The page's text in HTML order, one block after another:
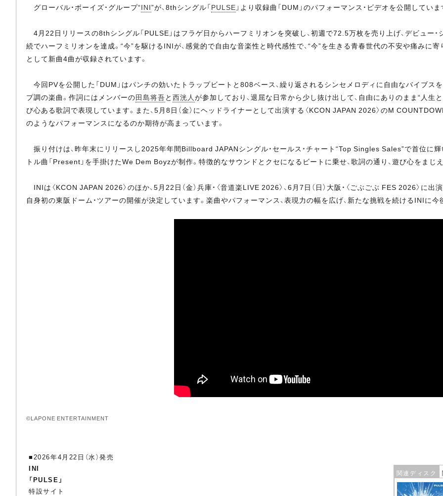
グローバル・ボーイズ・グループ“INI”が、8thシングル「PULSE 」より収録曲「DUM」のパフォーマンス・ビデオを公開していま
4月22日リリースの8thシングル「PULSE」はフラゲ日からハーフミリオンを突破し、初週で72.5万枚を売り上げ、デビュー・
続でハーフミリオンを達成。“今”を駆けるINIが、感覚的で自由な音楽性と時代感性で、“今”を生きる青春世代の不安や痛みに
として新曲4曲が収録されています。
今回PVを公開した「DUM」はパンチの効いたトラップビートと808ベース、繰り返されるシンセメロディに自由なバイブス
プ調の楽曲。作詞にはメンバーの田島将吾と 西洸人が参加しており、退屈な日常から少し抜け出して、自由にありのまま“人
び心ある歌詞で表現しています。また、5月8日（金）にヘッドライナーとして出演する〈KCON JAPAN 2026〉のM
のようなパフォーマンスになるのか期待が高まっています。
振り付けは、昨年末にリリースし2025年年間Billboard JAPANシングル・セールス・チャート“Top Singles Sales”で首位に輝
トル曲「Present」を手掛けたWe Dem Boyzが制作。特徴的なサウンドとクセになるビートに乗せ、歌詞の通り、遊び心をま
INIは〈KCON JAPAN 2026〉のほか、5月22日（金）兵庫・〈音道楽LIVE 2026〉、6月7日（日）大阪・〈ごぶごぶ FES 2026〉に
自身初の東阪ドーム・ツアーの開催が決定しています。楽曲やパフォーマンス、表現力の幅を広げ、新たな挑戦を続けるINIに今
©LAPONE ENTERTAINMENT
関連ディスク
■2026年4月22日（水）発売
INI
「PULSE」
特設サイト